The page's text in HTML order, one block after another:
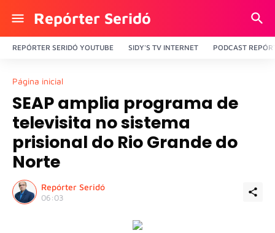
Repórter Seridó
REPÓRTER SERIDÓ YOUTUBE SIDY'S TV INTERNET PODCAST
Página inicial
SEAP amplia programa de
televisita no sistema
prisional do Rio Grande do
Norte
Repórter Seridó
06:03